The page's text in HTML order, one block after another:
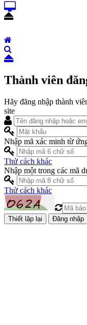
Thành viên
Hãy đăng nhập thành
site
Nhập mã xác minh từ
Thử cách khác
Nhập một trong các mã
Thử cách khác
Đăng nhập